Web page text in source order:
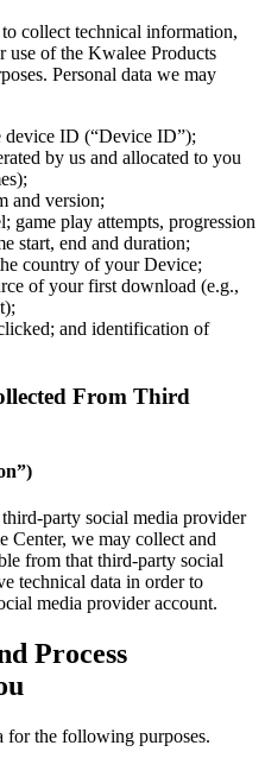
collect technical information,
use of the Kwalee Products
Personal data we may
device ID (“Device ID”);
by us and allocated to you
and version;
game play attempts, progression
start, end and duration;
country of your Device;
of your first download (e.g.,
and identification of
From Third
party social media provider
Center, we may collect and
from that third-party social
technical data in order to
media provider account.
Process
for the following purposes.